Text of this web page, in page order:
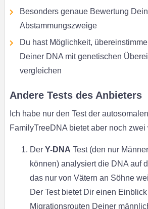
Besonders genaue Bewertung
Abstammungszweige
Du hast Möglichkeit,
Deiner DNA mit genetischen
vergleichen
Andere Tests des Anbieters
Ich habe nur den Test der
FamilyTreeDNA bietet aber noch zwei
Der Y-DNA Test (den nur
können) analysiert die DNA auf
das nur von Vätern an Söhne
Der Test bietet Dir einen
Migrationsrouten Deiner